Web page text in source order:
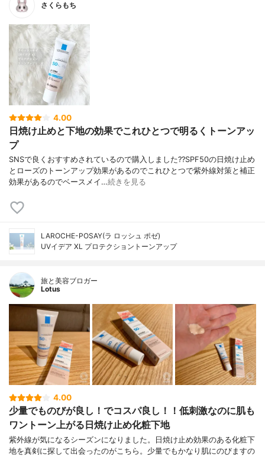
さくらもち
4.00
日焼け止めと下地の効果でこれひとつで明るくトーンアッ
プ
SNSで良くおすすめされているので購入しました??SPF50の日焼け止め
とローズのトーンアップ効果があるのでこれひとつで紫外線対策と補正
効果があるのでベースメイ…続きを見る
LAROCHE-POSAY(ラ ロッシュ ポゼ)
UVイデア XL プロテクショントーンアップ
旅と美容ブロガー
Lotus
4.00
少量でものびが良し！でコスパ良し！！低刺激なのに肌も
ワントーン上がる日焼け止め化粧下地
紫外線が気になるシーズンになりました。日焼け止め効果のある化粧下
地を真剣に探して出会ったのがこちら。少量でもかなり肌にのびますの